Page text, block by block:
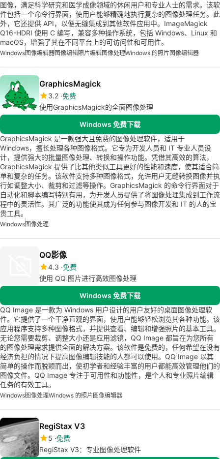
图像，满足科学研究和医学成像领域的休闲用户和专业人士的需求。该软
件包括一个命令行界面，使用户能够精确地执行复杂的图像处理任务。此
外，它还提供 API，以便无缝集成到其他软件应用中。ImageMagick
Q16-HDRI 使用 C 编写，兼容多种操作系统，包括 Windows、Linux 和
macOS，增强了其在不同平台上的可访问性和可用性。
Windows图像编辑器图像编辑照片编辑图像处理Windows 的照片图像编辑器
GraphicsMagick
3.2 免费
使用GraphicsMagick的全面图像处理
Windows 免费下载
GraphicsMagick 是一款强大且免费的图像处理软件，适用于
Windows，擅长处理各种图像格式。它专为开发人员和 IT 专业人员设
计，提供强大的批量图像处理、转换和操作功能。凭借其高效的算法，
GraphicsMagick 提供了比其他类似工具更好的性能和速度，使其适合简
单和复杂的任务。该软件支持多种图像格式，允许用户无缝转换图像并执
行如调整大小、裁剪和过滤等操作。GraphicsMagick 的命令行界面对于
自动化和脚本编写特别有用，为开发人员提供了将图像处理集成到工作流
程中的灵活性。其广泛的功能使其成为任何参与图像开发和 IT 的人的宝
贵工具。
Windows图像处理
QQ影像
4.3 免费
使用 QQ 图片进行高效图像处理
Windows 免费下载
QQ Image 是一款为 Windows 用户设计的用户友好的桌面图像处理软
件。它提供了一个干净直观的界面，使用户能够轻松浏览其各种功能。该
应用程序支持多种图像格式，并提供查看、编辑和增强照片的基本工具。
无论您需要裁剪、调整大小还是应用滤镜，QQ Image 都旨在为您所有
的图像处理需求提供全面的解决方案。该软件是免费的，任何希望在没有
经济负担的情况下提高图像编辑技能的人都可以使用。QQ Image 以其
简单的操作而脱颖而出，使初学者和经验丰富的用户都能高效管理他们的
图像文件。QQ Image 专注于可用性和功能性，是个人和专业照片编辑
任务的有效工具。
Windows图像处理Windows 的照片图像编辑器
RegiStax V3
5 免费
RegiStax V3：专业图像处理软件